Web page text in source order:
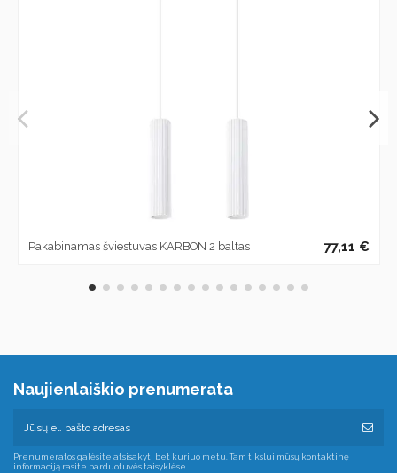
Pakabinamas šviestuvas KARBON 2 baltas 77,11 €
Naujienlaiškio prenumerata
Prenumeratos galėsite atsisakyti bet kuriuo metu. Tam tikslui mūsų kontaktinę
informaciją rasite parduotuvės taisyklėse.